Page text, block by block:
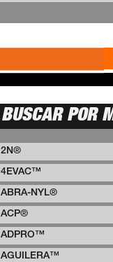
BUSCAR POR
2N®
4EVAC™
ABRA-NYL®
ACP®
ADPRO™
AGUILERA™